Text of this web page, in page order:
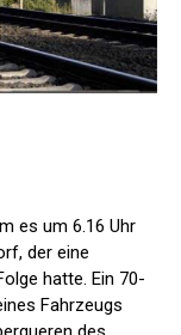
es um 6.16 Uhr
der eine
hatte. Ein 70-
Fahrzeugs